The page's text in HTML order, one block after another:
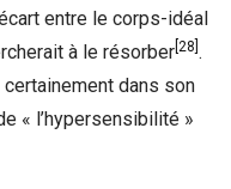
entre le corps-idéal
à le résorber [28] .
dans son
« l’hypersensibilité »